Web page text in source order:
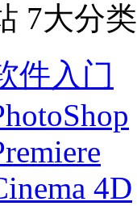
7大分类
件入门
4D